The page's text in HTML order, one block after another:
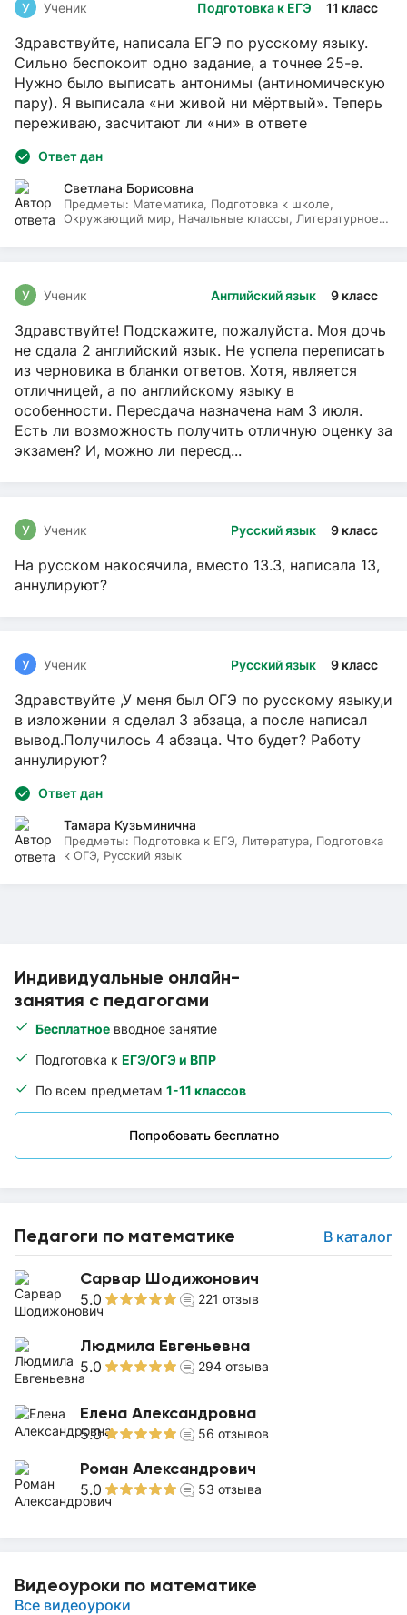
Индивидуальные онлайн-
занятия с педагогами
Бесплатное вводное занятие
Подготовка к ЕГЭ/ОГЭ и ВПР
По всем предметам 1-11 классов
Попробовать бесплатно
Педагоги по математике В каталог
Сарвар Шодижонович
5.0 221 отзыв
Людмила Евгеньевна
5.0 294 отзыва
Елена Александровна
5.0 56 отзывов
Роман Александрович
5.0 53 отзыва
Видеоуроки по математике
Все видеоуроки
Подготовка к ЕГЭ 11 класс
У Ученик
Здравствуйте, написала ЕГЭ по русскому языку.
Сильно беспокоит одно задание, а точнее 25-е.
Нужно было выписать антонимы (антиномическую
пару). Я выписала «ни живой ни мёртвый». Теперь
переживаю, засчитают ли «ни» в ответе
Ответ дан
Светлана Борисовна
Предметы: Математика, Подготовка к школе,
Окружающий мир, Начальные классы, Литературное
Английский язык 9 класс
У Ученик
Здравствуйте! Подскажите, пожалуйста. Моя дочь
не сдала 2 английский язык. Не успела переписать
из черновика в бланки ответов. Хотя, является
отличницей, а по английскому языку в
особенности. Пересдача назначена нам 3 июля.
Есть ли возможность получить отличную оценку за
экзамен? И, можно ли пересд...
Русский язык 9 класс
У Ученик
На русском накосячила, вместо 13.3, написала 13,
аннулируют?
Русский язык 9 класс
У Ученик
Здравствуйте ,У меня был ОГЭ по русскому языку,и
в изложении я сделал 3 абзаца, а после написал
вывод.Получилось 4 абзаца. Что будет? Работу
аннулируют?
Ответ дан
Тамара Кузьминична
Предметы: Подготовка к ЕГЭ, Литература, Подготовка
к ОГЭ, Русский язык